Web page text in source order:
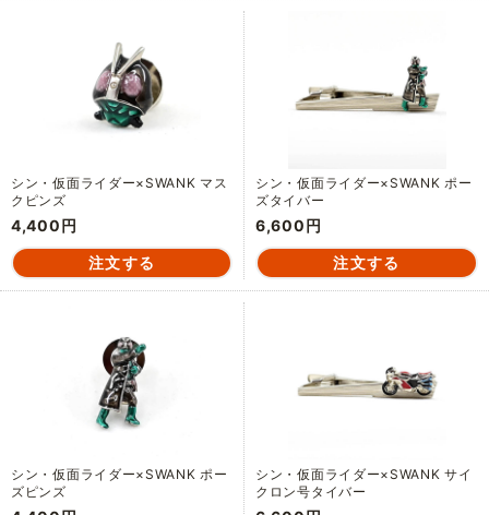
シン・仮面ライダー×SWANK マス
クピンズ
4,400円
シン・仮面ライダー×SWANK ポー
ズタイバー
6,600円
シン・仮面ライダー×SWANK ポー
ズピンズ
シン・仮面ライダー×SWANK サイ
クロン号タイバー